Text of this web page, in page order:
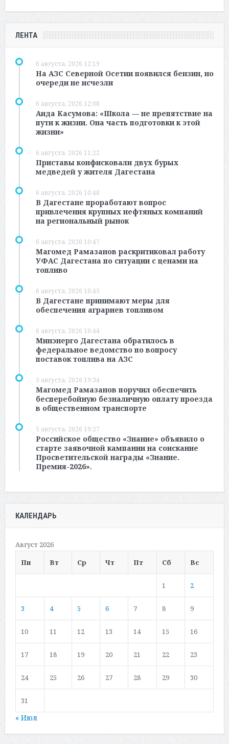
ЛЕНТА
6 августа, 2026 12:19
На АЗС Северной Осетии появился бензин, но
очереди не исчезли
6 августа, 2026 12:08
Аида Касумова: «Школа — не препятствие на
пути к жизни. Она часть подготовки к этой
жизни»
6 августа, 2026 11:22
Приставы конфисковали двух бурых
медведей у жителя Дагестана
6 августа, 2026 10:48
В Дагестане проработают вопрос
привлечения крупных нефтяных компаний
на региональный рынок
6 августа, 2026 10:47
Магомед Рамазанов раскритиковал работу
УФАС Дагестана по ситуации с ценами на
топливо
6 августа, 2026 10:45
В Дагестане принимают меры для
обеспечения аграриев топливом
6 августа, 2026 10:44
Минэнерго Дагестана обратилось в
федеральное ведомство по вопросу
поставок топлива на АЗС
5 августа, 2026 19:34
Магомед Рамазанов поручил обеспечить
бесперебойную безналичную оплату проезда
в общественном транспорте
5 августа, 2026 19:27
Российское общество «Знание» объявило о
старте заявочной кампании на соискание
Просветительской награды «Знание.
Премия-2026».
КАЛЕНДАРЬ
Август 2026
Пн
Вт Ср Чт Пт Сб Вс
1 2
3 4 5 6 7 8 9
10 11 12 13 14 15 16
17 18 19 20 21 22 23
24 25 26 27 28 29 30
31
« Июл